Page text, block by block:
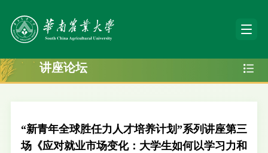
讲座论坛
“新青年全球胜任力人才培养计划”系列讲座第三
场《应对就业市场变化：大学生如何以学习力和